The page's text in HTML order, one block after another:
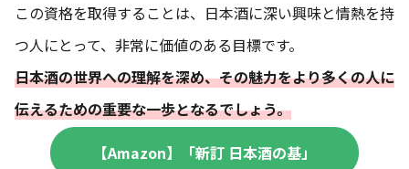
この資格を取得することは、日本酒に深い興味と情熱を持
つ人にとって、非常に価値のある目標です。
日本酒の世界への理解を深め、その魅力をより多くの人に
伝えるための重要な一歩となるでしょう。
【Amazon】「新訂 日本酒の基」